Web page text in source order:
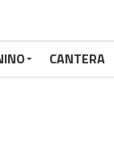
CANTERA